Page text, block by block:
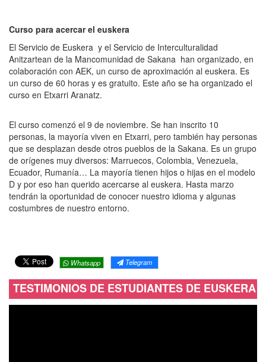
Curso para acercar el euskera
El Servicio de Euskera y el Servicio de Interculturalidad
Anitzartean de la Mancomunidad de Sakana han organizado, en
colaboración con AEK, un curso de aproximación al euskera. Es
un curso de 60 horas y es gratuito. Este año se ha organizado el
curso en Etxarri Aranatz.
El curso comenzó el 9 de noviembre. Se han inscrito 10
personas, la mayoría viven en Etxarri, pero también hay personas
que se desplazan desde otros pueblos de la Sakana. Es un grupo
de orígenes muy diversos: Marruecos, Colombia, Venezuela,
Ecuador, Rumanía… La mayoría tienen hijos o hijas en el modelo
D y por eso han querido acercarse al euskera. Hasta marzo
tendrán la oportunidad de conocer nuestro idioma y algunas
costumbres de nuestro entorno.
Whatsapp Telegram
TESTIMONIOS DE ESTUDIANTES DE EUSKERA